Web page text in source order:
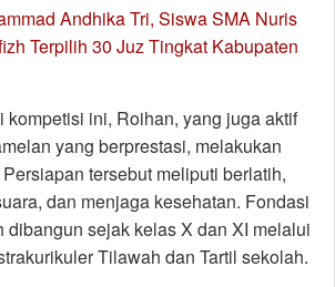
Andhika Tri, Siswa SMA Nuris
Terpilih 30 Juz Tingkat Kabupaten
kompetisi ini, Roihan, yang juga aktif
yang berprestasi, melakukan
tersebut meliputi berlatih,
dan menjaga kesehatan. Fondasi
dibangun sejak kelas X dan XI melalui
Tilawah dan Tartil sekolah.